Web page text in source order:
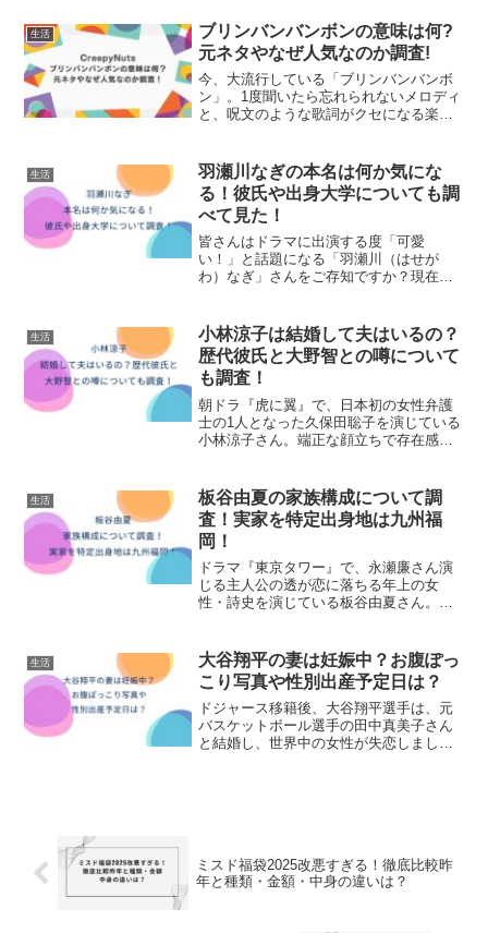
い」と炎上してしまいました。今回は、
若葉竜也さんが態度が悪いと...
生活
ブリンバンバンボンの意味は何?
元ネタやなぜ人気なのか調査!
今、大流行している「ブリンバンバンボ
ン」。1度聞いたら忘れられないメロディ
と、呪文のような歌詞がクセになる楽曲
今回は、ブリンバンバンボンの意味やダ
ンスの元ネタなどにつ...
生活
羽瀬川なぎの本名は何か気にな
る！彼氏や出身大学についても調
べて見た！
皆さんはドラマに出演する度「可愛
い！」と話題になる「羽瀬川（はせが
わ）なぎ」さんをご存知ですか？現在放
ります。そんな魅力的な羽瀬川なぎさん
について本名や彼氏はいるのか...
生活
小林涼子は結婚して夫はいるの？
歴代彼氏と大野智との噂について
も調査！
朝ドラ『虎に翼』で、日本初の女性弁護
士の1人となった久保田聡子を演じている
小林涼子さん。端正な顔立ちで存在感の
やイケメン俳優との交際が噂されました
が、現在結婚しているの...
生活
板谷由夏の家族構成について調
査！実家を特定出身地は九州福
岡！
ドラマ『東京タワー』で、永瀬廉さん演
じる主人公の透が恋に落ちる年上の女
性・詩史を演じている板谷由夏さん。大
や実家について調査しました!板谷由夏の
家族構成について調査!...
生活
大谷翔平の妻は妊娠中？お腹ぽっ
こり写真や性別出産予定日は？
ドジャース移籍後、大谷翔平選手は、元
バスケットボール選手の田中真美子さん
と結婚し、世界中の女性が失恋しました
ミスド福袋2025改悪すぎる！徹底比較昨
年と種類・金額・中身の違いは？